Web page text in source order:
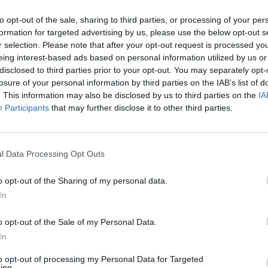
opt-out of the sale, sharing to third parties, or processing of your
for targeted advertising by us, please use the below opt-out
selection. Please note that after your opt-out request is processed
interest-based ads based on personal information utilized by us
to third parties prior to your opt-out. You may separately
of your personal information by third parties on the IAB’s list of
This information may also be disclosed by us to third parties on the
Participants that may further disclose it to other third parties.
Data Processing Opt Outs
opt-out of the Sharing of my personal data.
opt-out of the Sale of my Personal Data.
opt-out of processing my Personal Data for Targeted
politikas vadovo rinkimai
Reporteris
K. Prunskienės brolis prisiminė jaudinančią
Žinios Lietuvos diena
00:03:41